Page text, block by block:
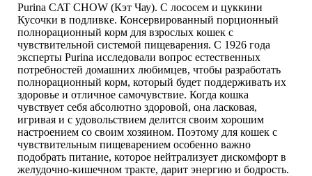
Purina CAT CHOW (Кэт Чау). С лососем и цуккини
Кусочки в подливке. Консервированный порционный
полнорационный корм для взрослых кошек с
чувствительной системой пищеварения. С 1926 года
эксперты Purina исследовали вопрос естественных
потребностей домашних любимцев, чтобы разработать
полнорационный корм, который будет поддерживать их
здоровье и отличное самочувствие. Когда кошка
чувствует себя абсолютно здоровой, она ласковая,
игривая и с удовольствием делится своим хорошим
настроением со своим хозяином. Поэтому для кошек с
чувствительным пищеварением особенно важно
подобрать питание, которое нейтрализует дискомфорт в
желудочно-кишечном тракте, дарит энергию и бодрость.